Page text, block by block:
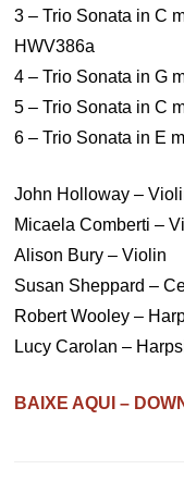
3 – Trio Sonata in C
HWV386a
4 – Trio Sonata in G
5 – Trio Sonata in C
6 – Trio Sonata in E
John Holloway –
Micaela Comberti –
Alison Bury – Violin
Susan Sheppard –
Robert Wooley –
Lucy Carolan –
BAIXE AQUI –